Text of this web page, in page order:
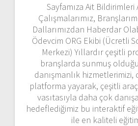
Sayfamıza Ait Bildirimleri
Çalışmalarımız,
Dallarımızdan Haberdar
Ödevcim ORG Ekibi (Ücretli
Merkezi) Yıllardır çeşitli
branşlarda sunmuş
danışmanlık hizmetlerimizi,
platforma yayarak, çeşitli
vasıtasıyla daha çok
hedeflediğimiz bu interaktif
ile en kaliteli